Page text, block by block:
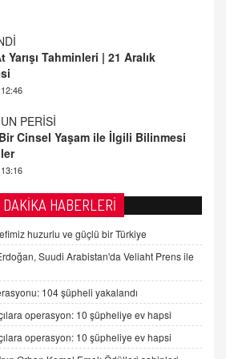
PERİSİ
Cinsel Yaşam ile İlgili Bilinmesi
Salı 00:11
CAN DOĞAN
korunması ve dijital hukukun
Geldi, Hangi Önlemler Alınmalı?
DAKİKA HABERLERİ
huzurlu ve güçlü bir Türkiye
Suudi Arabistan'da Veliaht Prens ile
104 şüpheli yakalandı
operasyon: 10 şüpheliye ev hapsi
operasyon: 10 şüpheliye ev hapsi